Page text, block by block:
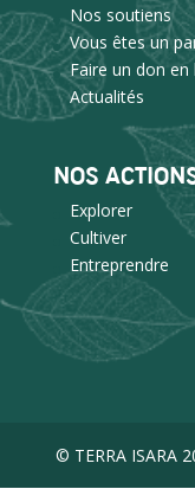
Nos soutiens
Vous êtes un
Faire un don en
Actualités
NOS
Explorer
Cultiver
Entreprendre
© TERRA ISARA